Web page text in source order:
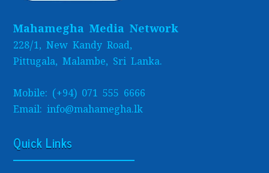
Mahamegha Media Network
228/1, New Kandy Road,
Pittugala, Malambe, Sri Lanka.
Mobile: (+94) 071 555 6666
Email: info@mahamegha.lk
Quick Links